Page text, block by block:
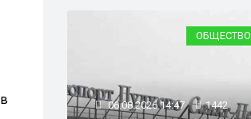
ОБЩЕСТВО
06.08.2026 14:47 1442